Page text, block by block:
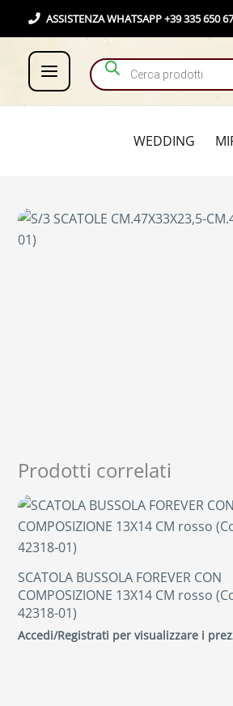
contenuto
ASSISTENZA WHATSAPP +39 335 650
Products
WEDDING
Prodotti correlati
SCATOLA BUSSOLA FOREVER CON
COMPOSIZIONE 13X14 CM rosso
42318-01)
Accedi/Registrati per visualizzare i